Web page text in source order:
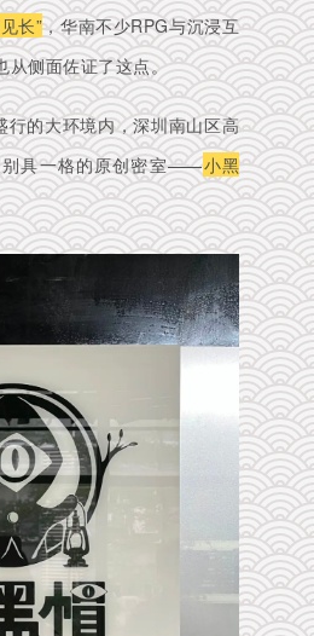
长”，华南不少RPG与沉浸互
从侧面佐证了这点。
行的大环境内，深圳南山区高
别具一格的原创密室——小黑